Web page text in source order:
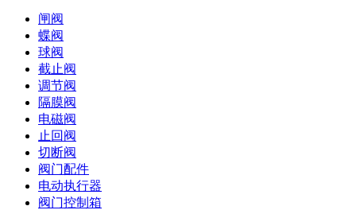
闸阀
蝶阀
球阀
截止阀
调节阀
隔膜阀
电磁阀
止回阀
切断阀
阀门配件
电动执行器
阀门控制箱